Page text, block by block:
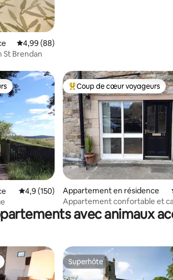
Évaluation moyenne sur la base de 88
4,99 (88)
Brendan
: 4,99 sur 5
les plus appréciés
Évaluation moyenne sur la base de 150
4,9 (150)
Coups de cœur voyageurs les
Coup de cœur voyageurs
Appartement en résidence
Appartement confortable et
stationnement gratuit.
avec animaux
Superhôte
Superhôte